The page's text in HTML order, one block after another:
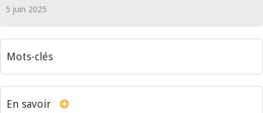
5 juin 2025
Mots-clés
En savoir